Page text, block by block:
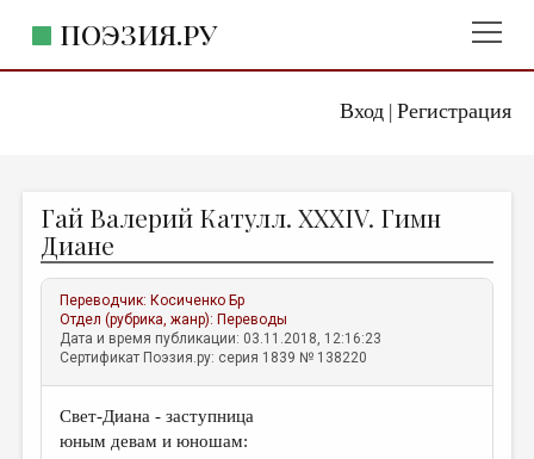
Вход| Регистрация
ПОЭЗИЯ.РУ
ЖАНРЫ
АВТОРЫ
КОММЕНТАРИИ
ЛИТСАЛОН
ПРАВИЛА САЙТА
Гай Валерий Катулл. XXXIV. Гимн
Диане
Переводчик: Косиченко Бр
Отдел (рубрика, жанр): Переводы
Дата и время публикации: 03.11.2018, 12:16:23
Сертификат Поэзия.ру: серия 1839 № 138220
Свет-Диана - заступница
юным девам и юношам: